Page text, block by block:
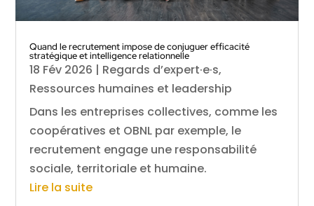
Quand le recrutement impose de conjuguer efficacité
stratégique et intelligence relationnelle
18 Fév 2026 | Regards d’expert·e·s,
Ressources humaines et leadership
Dans les entreprises collectives, comme les
coopératives et OBNL par exemple, le
recrutement engage une responsabilité
sociale, territoriale et humaine.
Lire la suite